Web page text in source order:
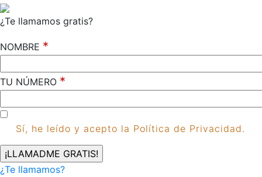
¿Te llamamos gratis?
NOMBRE *
TU NÚMERO *
Sí, he leído y acepto la Política de Privacidad.
¿Te llamamos?